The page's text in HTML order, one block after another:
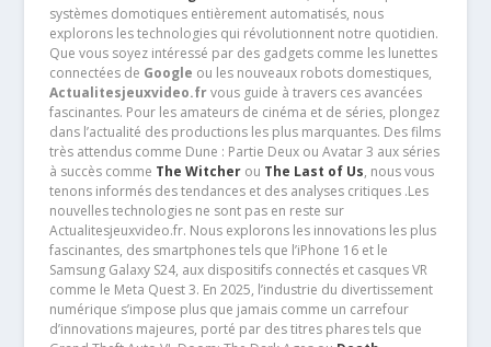
systèmes domotiques entièrement automatisés, nous
explorons les technologies qui révolutionnent notre quotidien.
Que vous soyez intéressé par des gadgets comme les lunettes
connectées de Google ou les nouveaux robots domestiques,
Actualitesjeuxvideo.frvous guide à travers ces avancées
fascinantes. Pour les amateurs de cinéma et de séries, plongez
dans l’actualité des productions les plus marquantes. Des films
très attendus comme Dune : Partie Deux ou Avatar 3 aux séries
à succès comme The Witcherou The Last of Us, nous vous
tenons informés des tendances et des analyses critiques .Les
nouvelles technologies ne sont pas en reste sur
Actualitesjeuxvideo.fr. Nous explorons les innovations les plus
fascinantes, des smartphones tels que l’iPhone 16 et le
Samsung Galaxy S24, aux dispositifs connectés et casques VR
comme le Meta Quest 3. En 2025, l’industrie du divertissement
numérique s’impose plus que jamais comme un carrefour
d’innovations majeures, porté par des titres phares tels que